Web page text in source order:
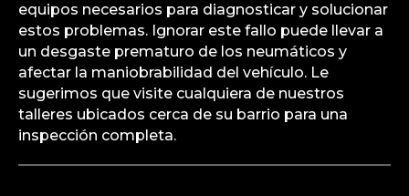
equipos necesarios para diagnosticar y solucionar
estos problemas. Ignorar este fallo puede llevar a
un desgaste prematuro de los neumáticos y
afectar la maniobrabilidad del vehículo. Le
sugerimos que visite cualquiera de nuestros
talleres ubicados cerca de su barrio para una
inspección completa.